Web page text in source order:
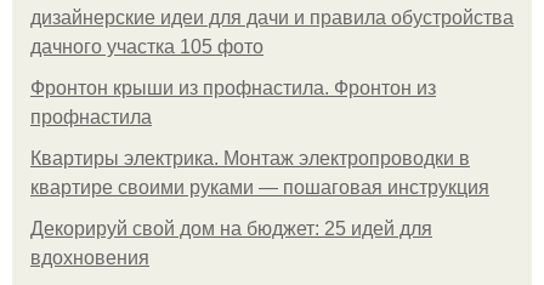
дизайнерские идеи для дачи и правила обустройства
дачного участка 105 фото
Фронтон крыши из профнастила. Фронтон из
профнастила
Квартиры электрика. Монтаж электропроводки в
квартире своими руками — пошаговая инструкция
Декорируй свой дом на бюджет: 25 идей для
вдохновения